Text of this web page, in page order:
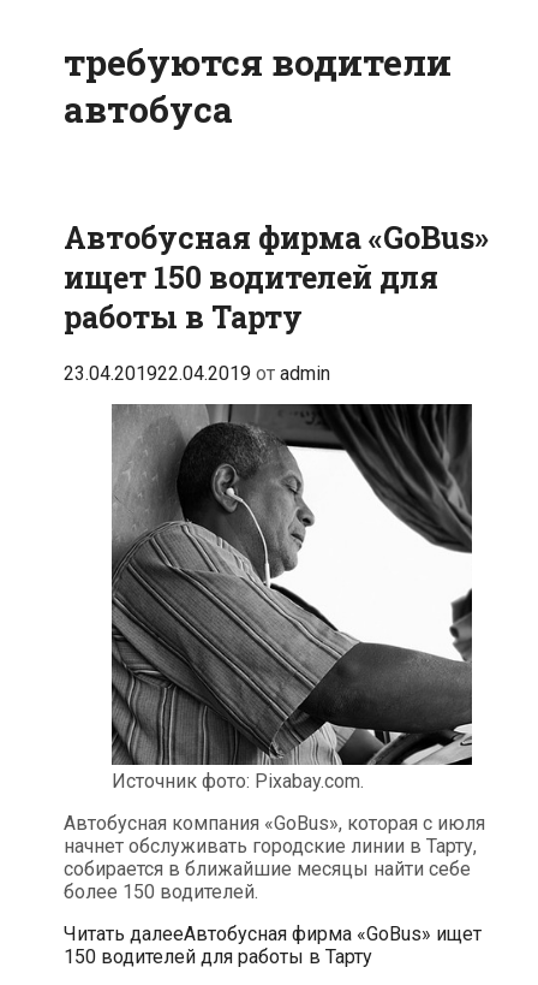
требуются водители
автобуса
Автобусная фирма «GoBus»
ищет 150 водителей для
работы в Тарту
23.04.201922.04.2019 от admin
Источник фото: Pixabay.com.
Автобусная компания «GoBus», которая с июля
начнет обслуживать городские линии в Тарту,
собирается в ближайшие месяцы найти себе
более 150 водителей.
Читать далееАвтобусная фирма «GoBus» ищет
150 водителей для работы в Тарту